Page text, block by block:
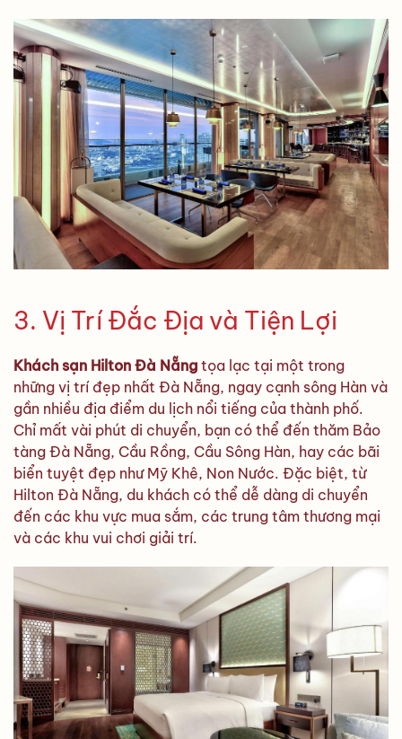
3. Vị Trí Đắc Địa và Tiện Lợi
Khách sạn Hilton Đà Nẵng tọa lạc tại một trong
những vị trí đẹp nhất Đà Nẵng, ngay cạnh sông Hàn và
gần nhiều địa điểm du lịch nổi tiếng của thành phố.
Chỉ mất vài phút di chuyển, bạn có thể đến thăm Bảo
tàng Đà Nẵng, Cầu Rồng, Cầu Sông Hàn, hay các bãi
biển tuyệt đẹp như Mỹ Khê, Non Nước. Đặc biệt, từ
Hilton Đà Nẵng, du khách có thể dễ dàng di chuyển
đến các khu vực mua sắm, các trung tâm thương mại
và các khu vui chơi giải trí.